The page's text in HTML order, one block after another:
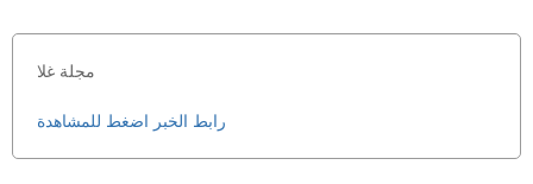
مجلة غلا
رابط الخبر اضغط للمشاهدة